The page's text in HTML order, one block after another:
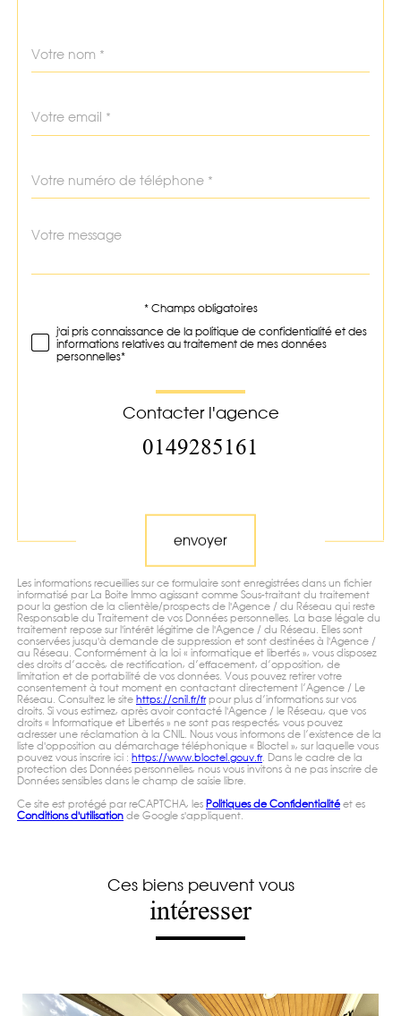
*
*
*
Fieldset
défaut
Message
*
* Champs obligatoires
j'ai pris connaissance de la politique de confidentialité et des
informations relatives au traitement de mes données
personnelles*
Contacter l'agence
0149285161
envoyer
Les informations recueillies sur ce formulaire sont enregistrées dans un fichier
informatisé par La Boite Immo agissant comme Sous-traitant du traitement
pour la gestion de la clientèle/prospects de l'Agence / du Réseau qui reste
Responsable du Traitement de vos Données personnelles. La base légale du
traitement repose sur l'intérêt légitime de l'Agence / du Réseau. Elles sont
conservées jusqu'à demande de suppression et sont destinées à l'Agence /
au Réseau. Conformément à la loi « informatique et libertés », vous disposez
des droits d’accès, de rectification, d’effacement, d’opposition, de
limitation et de portabilité de vos données. Vous pouvez retirer votre
consentement à tout moment en contactant directement l’Agence / Le
Réseau. Consultez le site https://cnil.fr/frpour plus d’informations sur vos
droits. Si vous estimez, après avoir contacté l'Agence / le Réseau, que vos
droits « Informatique et Libertés » ne sont pas respectés, vous pouvez
adresser une réclamation à la CNIL. Nous vous informons de l’existence de la
liste d'opposition au démarchage téléphonique « Bloctel », sur laquelle vous
pouvez vous inscrire ici : https://www.bloctel.gouv.fr. Dans le cadre de la
protection des Données personnelles, nous vous invitons à ne pas inscrire de
Données sensibles dans le champ de saisie libre.
Ce site est protégé par reCAPTCHA, les Politiques de Confidentialité et es
Conditions d'utilisation de Google s'appliquent.
Ces biens peuvent vous
intéresser